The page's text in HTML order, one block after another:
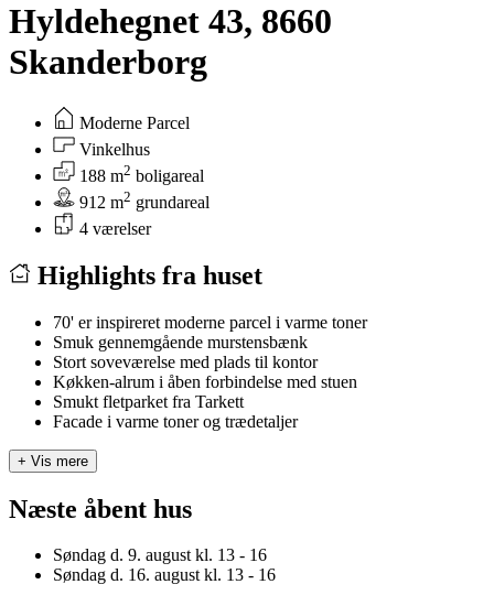
Hyldehegnet 43, 8660
Skanderborg
Moderne Parcel
Vinkelhus
188 m2 boligareal
912 m2 grundareal
4 værelser
Highlights fra huset
70' er inspireret moderne parcel i varme toner
Smuk gennemgående murstensbænk
Stort soveværelse med plads til kontor
Køkken-alrum i åben forbindelse med stuen
Smukt fletparket fra Tarkett
Facade i varme toner og trædetaljer
+ Vis mere
Næste åbent hus
Søndag d. 9. august kl. 13 - 16
Søndag d. 16. august kl. 13 - 16